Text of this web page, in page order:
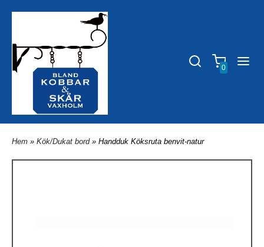
0
Hem » Kök/Dukat bord » Handduk Köksruta benvit-natur